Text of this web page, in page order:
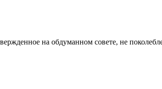
на обдуманном совете, не